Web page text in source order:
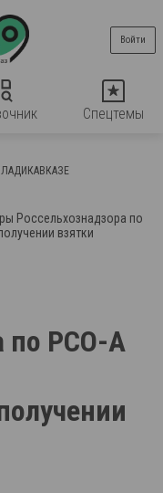
Спецтемы
Войти
Россельхознадзора по
взятки
по РСО-А